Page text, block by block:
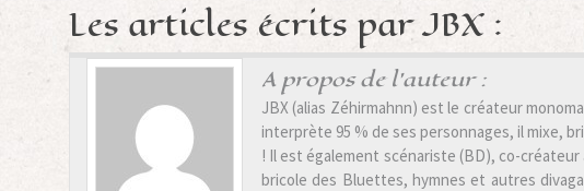
Les articles écrits par JBX :
A propos de l'auteur :
JBX (alias Zéhirmahnn) est le créateur
interprète 95 % de ses personnages, il mixe,
! Il est également scénariste (BD), co-
bricole des Bluettes, hymnes et autres